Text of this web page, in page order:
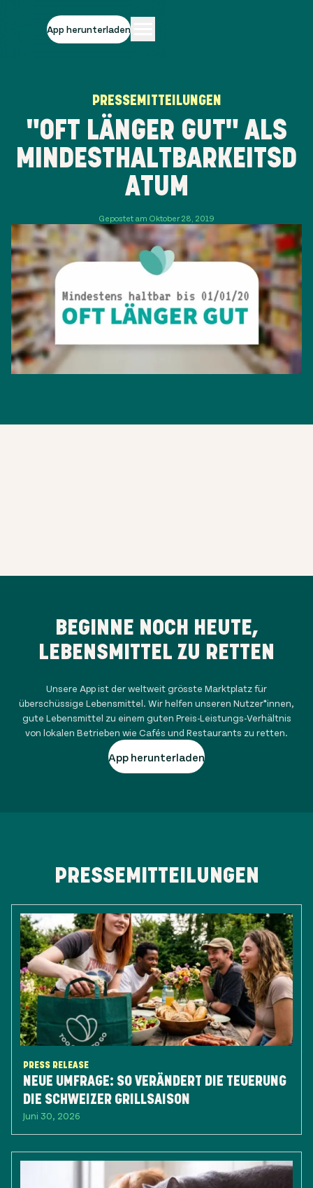
App herunterladen
PRESSEMITTEILUNGEN
"OFT LÄNGER GUT" ALS
MINDESTHALTBARKEITSD
ATUM
Gepostet am Oktober 28, 2019
BEGINNE NOCH HEUTE,
LEBENSMITTEL ZU RETTEN
Unsere App ist der weltweit grösste Marktplatz für
überschüssige Lebensmittel. Wir helfen unseren Nutzer*innen,
gute Lebensmittel zu einem guten Preis-Leistungs-Verhältnis
von lokalen Betrieben wie Cafés und Restaurants zu retten.
App herunterladen
PRESSEMITTEILUNGEN
PRESS RELEASE
NEUE UMFRAGE: SO VERÄNDERT DIE TEUERUNG
DIE SCHWEIZER GRILLSAISON
Juni 30, 2026